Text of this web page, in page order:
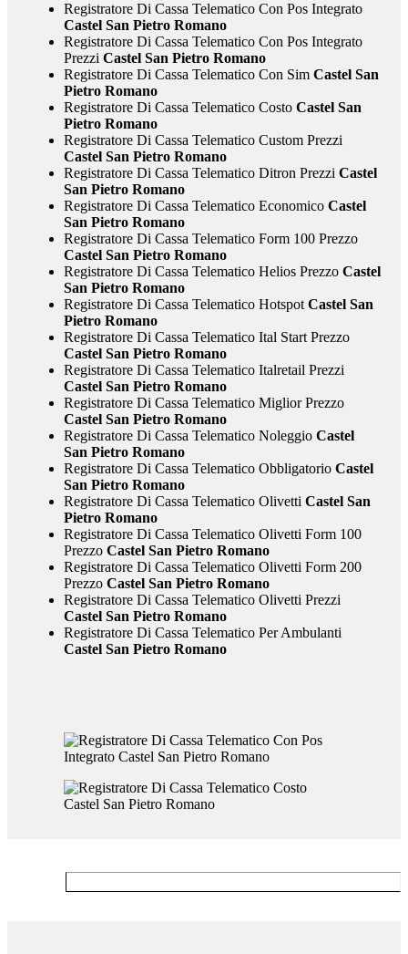
Registratore Di Cassa Telematico Con Pos Integrato
Castel San Pietro Romano
Registratore Di Cassa Telematico Con Pos Integrato
PrezziCastel San Pietro Romano
Registratore Di Cassa Telematico Con SimCastel San
Pietro Romano
Registratore Di Cassa Telematico CostoCastel San
Pietro Romano
Registratore Di Cassa Telematico Custom Prezzi
Castel San Pietro Romano
Registratore Di Cassa Telematico Ditron PrezziCastel
San Pietro Romano
Registratore Di Cassa Telematico EconomicoCastel
San Pietro Romano
Registratore Di Cassa Telematico Form 100 Prezzo
Castel San Pietro Romano
Registratore Di Cassa Telematico Helios PrezzoCastel
San Pietro Romano
Registratore Di Cassa Telematico HotspotCastel San
Pietro Romano
Registratore Di Cassa Telematico Ital Start Prezzo
Castel San Pietro Romano
Registratore Di Cassa Telematico Italretail Prezzi
Castel San Pietro Romano
Registratore Di Cassa Telematico Miglior Prezzo
Castel San Pietro Romano
Registratore Di Cassa Telematico NoleggioCastel
San Pietro Romano
Registratore Di Cassa Telematico ObbligatorioCastel
San Pietro Romano
Registratore Di Cassa Telematico OlivettiCastel San
Pietro Romano
Registratore Di Cassa Telematico Olivetti Form 100
PrezzoCastel San Pietro Romano
Registratore Di Cassa Telematico Olivetti Form 200
PrezzoCastel San Pietro Romano
Registratore Di Cassa Telematico Olivetti Prezzi
Castel San Pietro Romano
Registratore Di Cassa Telematico Per Ambulanti
Castel San Pietro Romano